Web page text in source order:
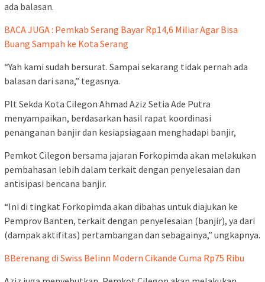
ada balasan.
BACA JUGA : Pemkab Serang Bayar Rp14,6 Miliar Agar Bisa
Buang Sampah ke Kota Serang
“Yah kami sudah bersurat. Sampai sekarang tidak pernah ada
balasan dari sana,” tegasnya.
Plt Sekda Kota Cilegon Ahmad Aziz Setia Ade Putra
menyampaikan, berdasarkan hasil rapat koordinasi
penanganan banjir dan kesiapsiagaan menghadapi banjir,
Pemkot Cilegon bersama jajaran Forkopimda akan melakukan
pembahasan lebih dalam terkait dengan penyelesaian dan
antisipasi bencana banjir.
“Ini di tingkat Forkopimda akan dibahas untuk diajukan ke
Pemprov Banten, terkait dengan penyelesaian (banjir), ya dari
(dampak aktifitas) pertambangan dan sebagainya,” ungkapnya.
BBerenang di Swiss Belinn Modern Cikande Cuma Rp75 Ribu